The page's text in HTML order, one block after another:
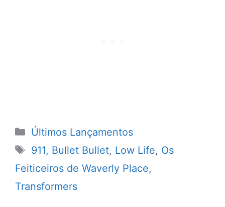
Categorias
Últimos Lançamentos
Tags
911, Bullet Bullet, Low Life, Os
Feiticeiros de Waverly Place,
Transformers